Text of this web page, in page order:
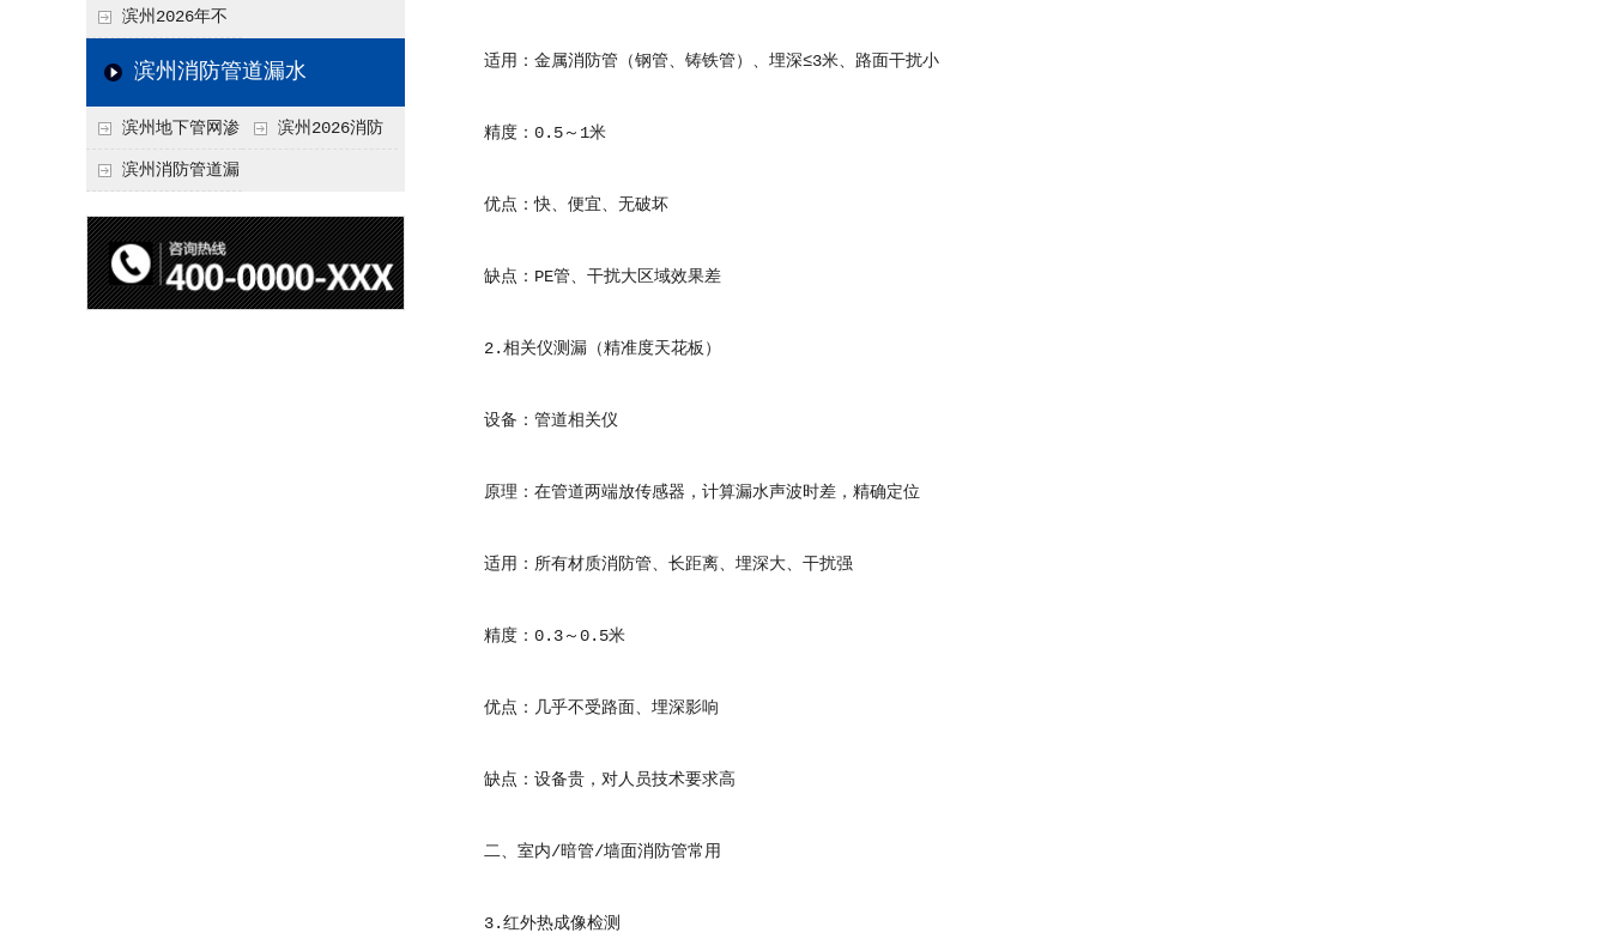
析
滨州2026年不
同城市上门查漏水价
价参考
滨州消防管道漏水
滨州地下管网渗
漏检测
滨州2026消防
程类项目报价
滨州消防管道漏
6，工程类检测收费
标准详解
适用：金属消防管（钢管、铸铁管）、埋深≤3米、路面干扰小
精度：0.5～1米
优点：快、便宜、无破坏
缺点：PE管、干扰大区域效果差
2.相关仪测漏（精准度天花板）
设备：管道相关仪
原理：在管道两端放传感器，计算漏水声波时差，精确定位
适用：所有材质消防管、长距离、埋深大、干扰强
精度：0.3～0.5米
优点：几乎不受路面、埋深影响
缺点：设备贵，对人员技术要求高
二、室内/暗管/墙面消防管常用
3.红外热成像检测